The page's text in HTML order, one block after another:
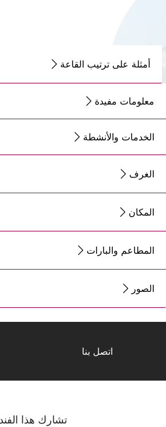
أمثلة على ترتيب القاعة
معلومات مفيدة
الخدمات والأنشطة
الغرف
المكان
المطاعم والبارات
الصور
اتصل بنا
تشارك هذا